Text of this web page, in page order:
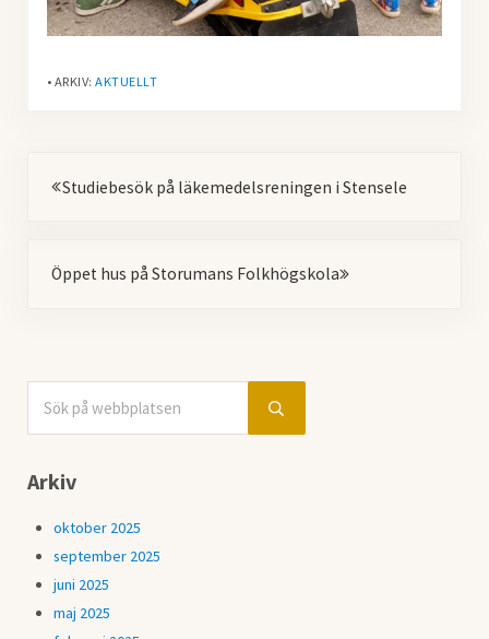
• ARKIV:AKTUELLT
Studiebesök på läkemedelsreningen i Stensele
Öppet hus på Storumans Folkhögskola
Sidebar
Submit search
Arkiv
oktober 2025
september 2025
juni 2025
maj 2025